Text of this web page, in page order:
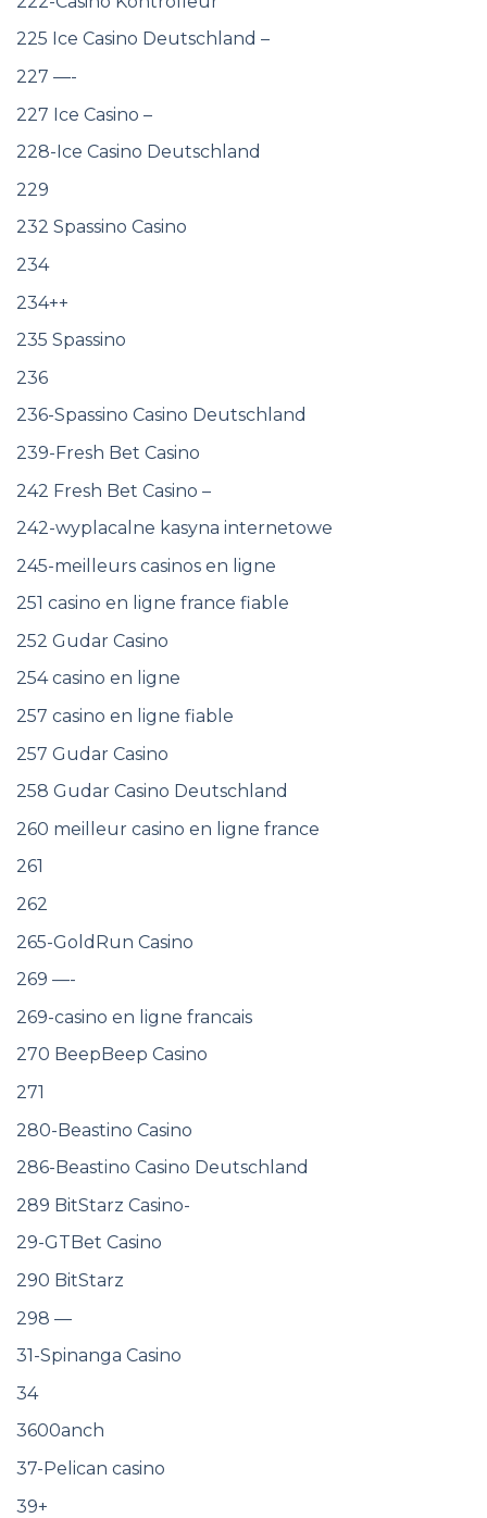
225 Ice Casino Deutschland –
227 —-
227 Ice Casino –
228-Ice Casino Deutschland
229
232 Spassino Casino
234
234++
235 Spassino
236
236-Spassino Casino Deutschland
239-Fresh Bet Casino
242 Fresh Bet Casino –
242-wyplacalne kasyna internetowe
245-meilleurs casinos en ligne
251 casino en ligne france fiable
252 Gudar Casino
254 casino en ligne
257 casino en ligne fiable
257 Gudar Casino
258 Gudar Casino Deutschland
260 meilleur casino en ligne france
261
262
265-GoldRun Casino
269 —-
269-casino en ligne francais
270 BeepBeep Casino
271
280-Beastino Casino
286-Beastino Casino Deutschland
289 BitStarz Casino-
29-GTBet Casino
290 BitStarz
298 —
31-Spinanga Casino
34
3600anch
37-Pelican casino
39+